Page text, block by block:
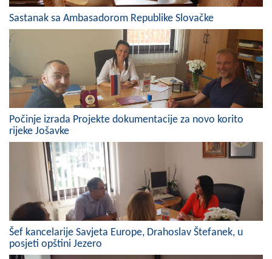
SKUPŠTINA
Skupštinsko vijeće opštine jezero
Sastav Skupštine
Službeni Glasnici
OPŠTINSKA UPRAVA
Vijesti
Aktivnosti
Javni pozivi
Sastanak sa Ambasadorom Republike Slovačke
Počinje izrada Projekte dokumentacije za novo korito
rijeke Jošavke
Šef kancelarije Savjeta Europe, Drahoslav Štefanek, u
posjeti opštini Jezero